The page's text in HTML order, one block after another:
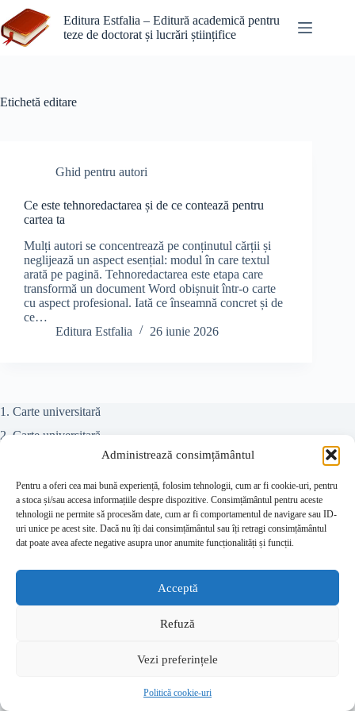
Administrează consimțământul
Pentru a oferi cea mai bună experiență, folosim tehnologii, cum ar fi cookie-uri, pentru
a stoca și/sau accesa informațiile despre dispozitive. Consimțământul pentru aceste
tehnologii ne permite să procesăm date, cum ar fi comportamentul de navigare sau ID-
uri unice pe acest site. Dacă nu îți dai consimțământul sau îți retragi consimțământul
dat poate avea afecte negative asupra unor anumite funcționalități și funcții.
Acceptă
Refuză
Vezi preferințele
Politică cookie-uri
la
conținut
Editura Estfalia – Editură academică pentru
teze de doctorat și lucrări științifice
Etichetă editare
Ghid pentru autori
Ce este tehnoredactarea și de ce contează pentru
cartea ta
Mulți autori se concentrează pe conținutul cărții și
neglijează un aspect esențial: modul în care textul
arată pe pagină. Tehnoredactarea este etapa care
transformă un document Word obișnuit într-o carte
cu aspect profesional. Iată ce înseamnă concret și de
ce…
Editura Estfalia
26 iunie 2026
1. Carte universitară
2. Carte universitară
Colectiv referenți
Juridic
Beletristică
Despre editură
Prețuri
Publicare teze de doctorat – Editura Estfalia
Drepturi de autor © 2026 - Temă WordPress de
CreativeThemes